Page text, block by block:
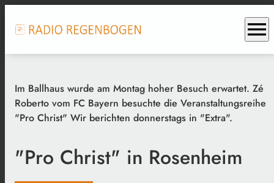
menu
Im Ballhaus wurde am Montag hoher Besuch erwartet. Zé
Roberto vom FC Bayern besuchte die Veranstaltungsreihe
"Pro Christ" Wir berichten donnerstags in "Extra".
"Pro Christ" in Rosenheim